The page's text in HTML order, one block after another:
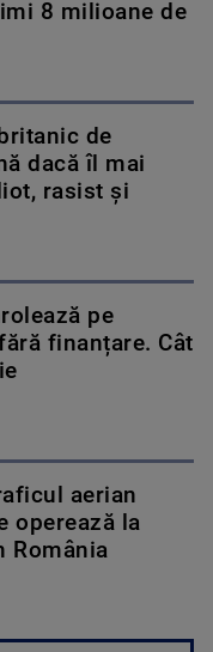
8 milioane de
de
dacă îl mai
rasist și
pe
finanțare. Cât
aerian
operează la
România